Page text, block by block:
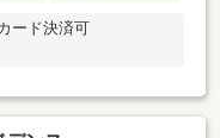
ード決済可